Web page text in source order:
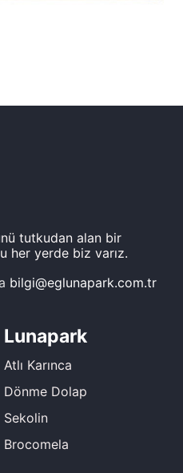
tutkudan alan bir
her yerde biz varız.
bilgi@eglunapark.com.tr
Lunapark
Atlı Karınca
Dönme Dolap
Sekolin
Brocomela